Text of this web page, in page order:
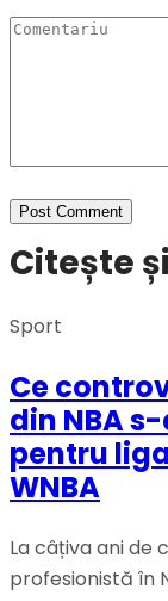
Citește și
Sport
Ce
din NBA
pentru
WNBA
La câțiva ani de
profesionistă în